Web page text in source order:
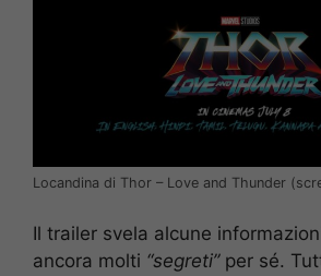
Locandina di Thor – Love and Thunder
Il trailer svela alcune
ancora molti “segreti”per sé.